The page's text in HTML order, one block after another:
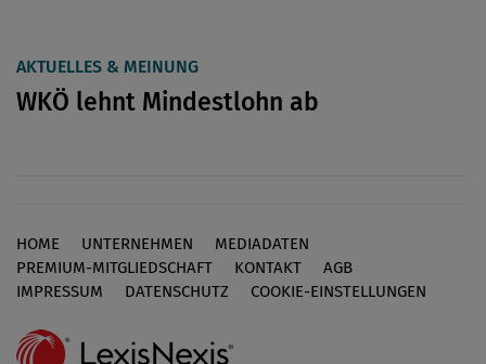
AKTUELLES & MEINUNG
WKÖ lehnt Mindestlohn ab
Footer
HOME UNTERNEHMEN
MEDIADATEN
PREMIUM-MITGLIEDSCHAFT
KONTAKT
AGB
IMPRESSUM
DATENSCHUTZ COOKIE-EINSTELLUNGEN